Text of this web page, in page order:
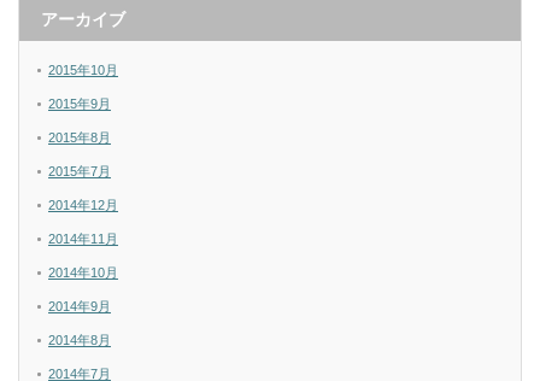
アーカイブ
2015年10月
2015年9月
2015年8月
2015年7月
2014年12月
2014年11月
2014年10月
2014年9月
2014年8月
2014年7月